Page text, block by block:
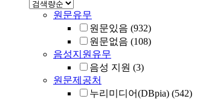
원문유무
원문있음 (932)
원문없음 (108)
음성지원유무
음성 지원 (3)
원문제공처
누리미디어(DBpia) (542)